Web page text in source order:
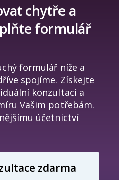
chytře a
formulář
formulář níže a
spojíme. Získejte
konzultaci a
Vašim potřebám.
účetnictví
zdarma